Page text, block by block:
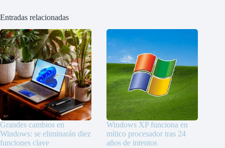
Entradas relacionadas
Grandes cambios en
Windows: se eliminarán diez
funciones clave
Windows XP funciona en
mítico procesador tras 24
años de intentos